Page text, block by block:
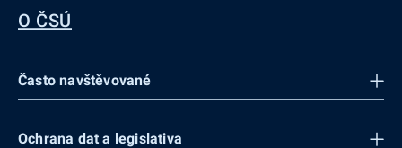
O ČSÚ
Často navštěvované
Ochrana dat a legislativa